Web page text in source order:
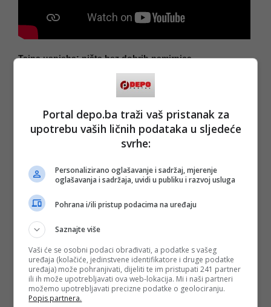
Tajna uspjeha: ništa bez dobrih namirnica
Uoči blagdana, Karapandža ne odbija ni televizijska
gostovanja ni novinske intervjue. Sa zadovoljstvom dijeli
savjete i recepte, ističući da velikih tajni – nema.
- Kvalitetne, dobre i svježe namirnice, što više prirodnog, i
talent bez kojeg se ne može - naglašava kroz smijeh nosilacj
francuskog ordena Gastronomskog viteza.
Njegova svakodnevica u Lovranu zvuči gotovo idilično.
- Kad s prozora vidim svjetla ribarskih barki, znam da će u
sedam ujutro biti svježe girice i srdele. Odem do nona koje
prodaju povrće, pa do ribarnice gdje mi cure očiste ribu. Za
riba me čeka – očišćena. To je uživanje od života.
Za dobra zimska jela, dodaje, uvijek posegne za domaćim
sastojcima:
- Tražim od mesara neku staru kost od pršuta, dobar grah,
ništa brašno, ništa zaprška – sve prirodno. To je cijela tajna.
A ono što jelo čini posebnim, to je vaš talent.
Portal depo.ba traži vaš pristanak za
upotrebu vaših ličnih podataka u sljedeće
svrhe:
Personalizirano oglašavanje i sadržaj, mjerenje
oglašavanja i sadržaja, uvidi u publiku i razvoj usluga
Pohrana i/ili pristup podacima na uređaju
Saznajte više
Vaši će se osobni podaci obrađivati, a podatke s vašeg
uređaja (kolačiće, jedinstvene identifikatore i druge podatke
uređaja) može pohranjivati, dijeliti te im pristupati 241 partner
ili ih može upotrebljavati ova web-lokacija. Mi i naši partneri
možemo upotrebljavati precizne podatke o geolociranju.
Popis partnera.